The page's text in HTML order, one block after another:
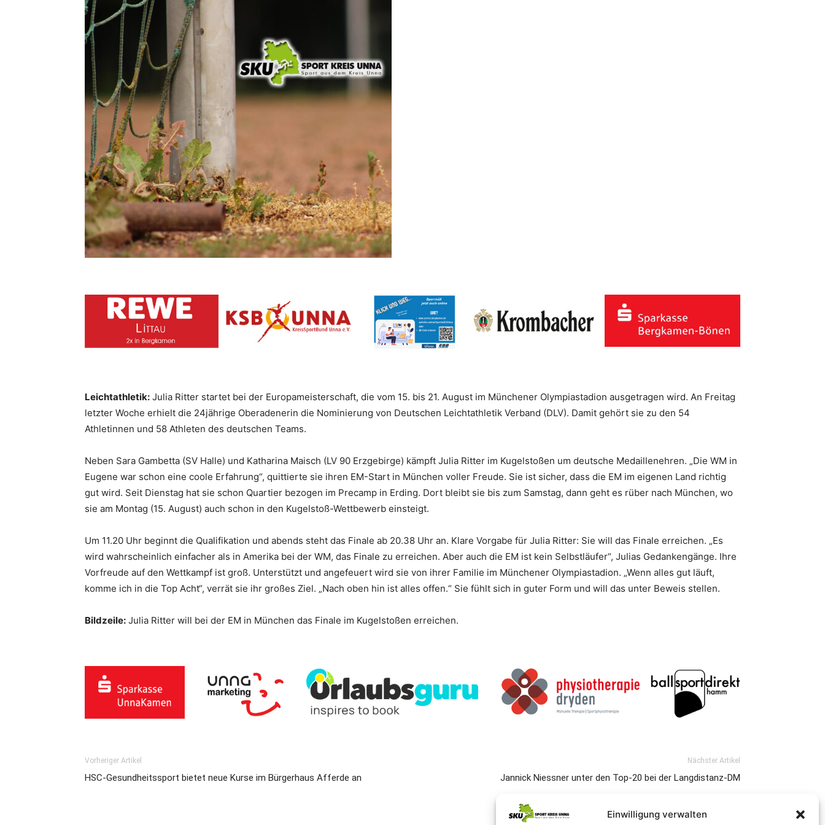
Einwilligung verwalten
Leichtathletik: Julia Ritter startet bei der Europameisterschaft, die vom 15. bis 21. August im Münchener Olympiastadion ausgetragen wird. An Freitag
letzter Woche erhielt die 24jährige Oberadenerin die Nominierung von Deutschen Leichtathletik Verband (DLV). Damit gehört sie zu den 54
Athletinnen und 58 Athleten des deutschen Teams.
Neben Sara Gambetta (SV Halle) und Katharina Maisch (LV 90 Erzgebirge) kämpft Julia Ritter im Kugelstoßen um deutsche Medaillenehren. „Die WM in
Eugene war schon eine coole Erfahrung“, quittierte sie ihren EM-Start in München voller Freude. Sie ist sicher, dass die EM im eigenen Land richtig
gut wird. Seit Dienstag hat sie schon Quartier bezogen im Precamp in Erding. Dort bleibt sie bis zum Samstag, dann geht es rüber nach München, wo
sie am Montag (15. August) auch schon in den Kugelstoß-Wettbewerb einsteigt.
Um 11.20 Uhr beginnt die Qualifikation und abends steht das Finale ab 20.38 Uhr an. Klare Vorgabe für Julia Ritter: Sie will das Finale erreichen. „Es
wird wahrscheinlich einfacher als in Amerika bei der WM, das Finale zu erreichen. Aber auch die EM ist kein Selbstläufer“, Julias Gedankengänge. Ihre
Vorfreude auf den Wettkampf ist groß. Unterstützt und angefeuert wird sie von ihrer Familie im Münchener Olympiastadion. „Wenn alles gut läuft,
komme ich in die Top Acht“, verrät sie ihr großes Ziel. „Nach oben hin ist alles offen.“ Sie fühlt sich in guter Form und will das unter Beweis stellen.
Bildzeile: Julia Ritter will bei der EM in München das Finale im Kugelstoßen erreichen.
Vorheriger Artikel
HSC-Gesundheitssport bietet neue Kurse im Bürgerhaus Afferde an
Nächster Artikel
Jannick Niessner unter den Top-20 bei der Langdistanz-DM